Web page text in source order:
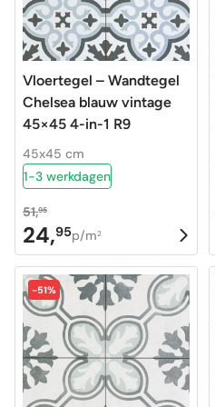
Vloertegel – Wandtegel
Chelsea blauw vintage
45×45 4-in-1 R9
45x45 cm
1-3 werkdagen
51,95
Oorspronkelijke
prijs
was:
51,95.
24,95
Huidige
prijs
is:
24,95.
p/m2
-51%